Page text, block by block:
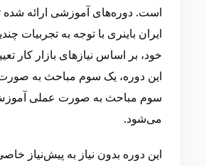
است. دوره‌های آموزشی ارائه
ایران باینری با توجه به تجربیات
خود، بر اساس نیازهای بازار کار
این دوره، یک سوم مباحث به
سوم مباحث به صورت عملی
می‌شود.
این دوره بدون نیاز به پیش‌نیاز